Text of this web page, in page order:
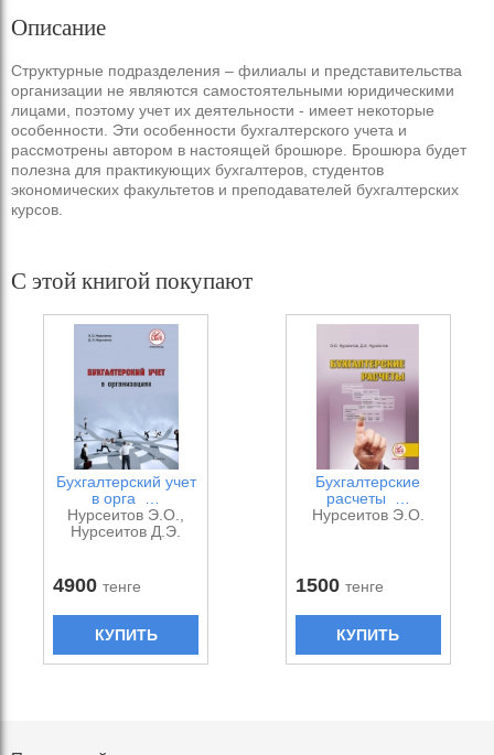
Описание
Структурные подразделения – филиалы и представительства
организации не являются самостоятельными юридическими
лицами, поэтому учет их деятельности - имеет некоторые
особенности. Эти особенности бухгалтерского учета и
рассмотрены автором в настоящей брошюре. Брошюра будет
полезна для практикующих бухгалтеров, студентов
экономических факультетов и преподавателей бухгалтерских
курсов.
С этой книгой покупают
Бухгалтерский учет
в орга …
Нурсеитов Э.О.,
Нурсеитов Д.Э.
4900тенге
КУПИТЬ
Бухгалтерские
расчеты …
Нурсеитов Э.О.
1500 тенге
КУПИТЬ